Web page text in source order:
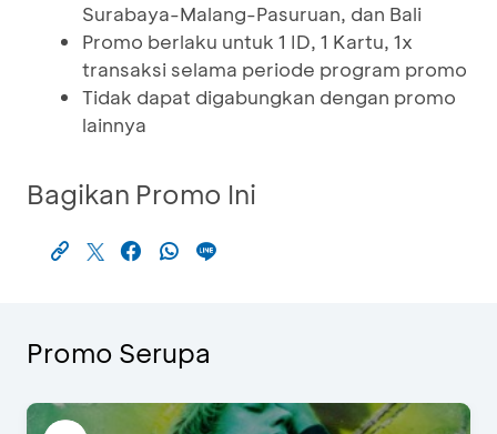
Surabaya-Malang-Pasuruan, dan Bali
Promo berlaku untuk 1 ID, 1 Kartu, 1x
transaksi selama periode program promo
Tidak dapat digabungkan dengan promo
lainnya
Bagikan Promo Ini
Promo Serupa